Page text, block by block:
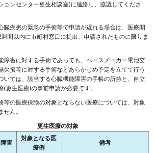
ョンセンター更生相談室)に連絡し、協議してくださ
臓疾患の緊急の手術等で申請が遅れる場合は、医療開
間以内に市町村窓口に提出、申請されたものに限りま
障害に対する手術であっても、ペースメーカー電池交
欠損等に対する手術などあらかじめ予定を立てて行う
いては、該当する心臓機能障害の手帳の所持と、自立
(更生医療)の事前申請が必要です。
等の医療保険の対象とならない医療については、対象
せん。
更生医療の対象
害
対象となる医
療例
備考